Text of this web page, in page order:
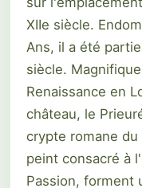
XIIe siècle.
Ans, il a été
siècle.
Renaissance en
château, le
crypte romane
peint consacré à
Passion, forment